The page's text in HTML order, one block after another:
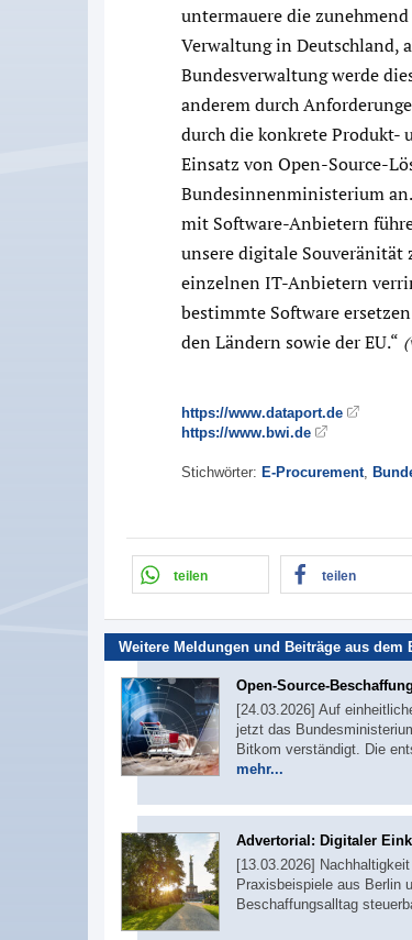
untermauere die
Verwaltung in Deutschland,
Bundesverwaltung werde
anderem durch
durch die konkrete Produkt-
Einsatz von Open-Source-
Bundesinnenministerium
mit Software-Anbietern
unsere digitale
einzelnen IT-Anbietern
bestimmte Software
den Ländern sowie der EU.“
https://www.dataport.de
https://www.bwi.de
Stichwörter: E-Procurement,
teilen teilen
Weitere Meldungen und Beiträge aus dem
Open-Source-
[24.03.2026] Auf
jetzt das
Bitkom verständigt. Die
mehr...
Advertorial: Digitaler
[13.03.2026]
Praxisbeispiele aus Berlin
Beschaffungsalltag